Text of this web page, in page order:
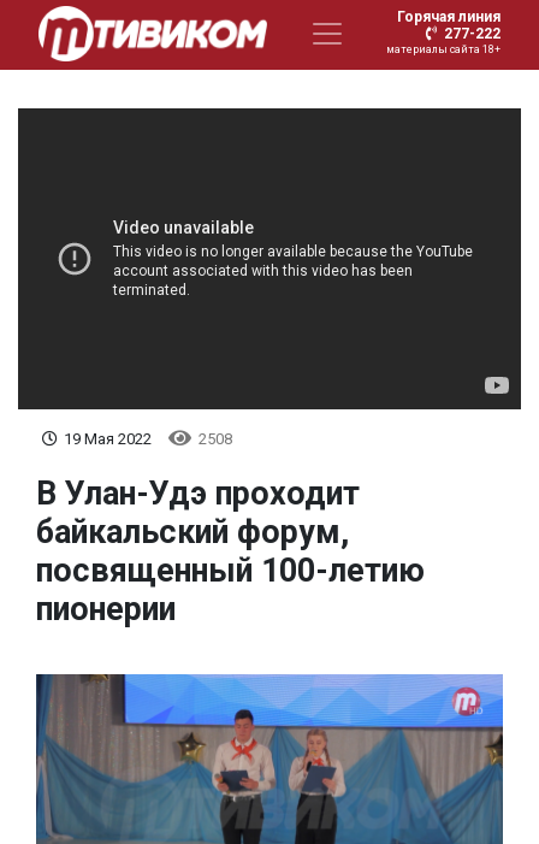
Горячая линия
277-222
материалы сайта 18+
19 Мая 2022 2508
В Улан-Удэ проходит
байкальский форум,
посвященный 100-летию
пионерии